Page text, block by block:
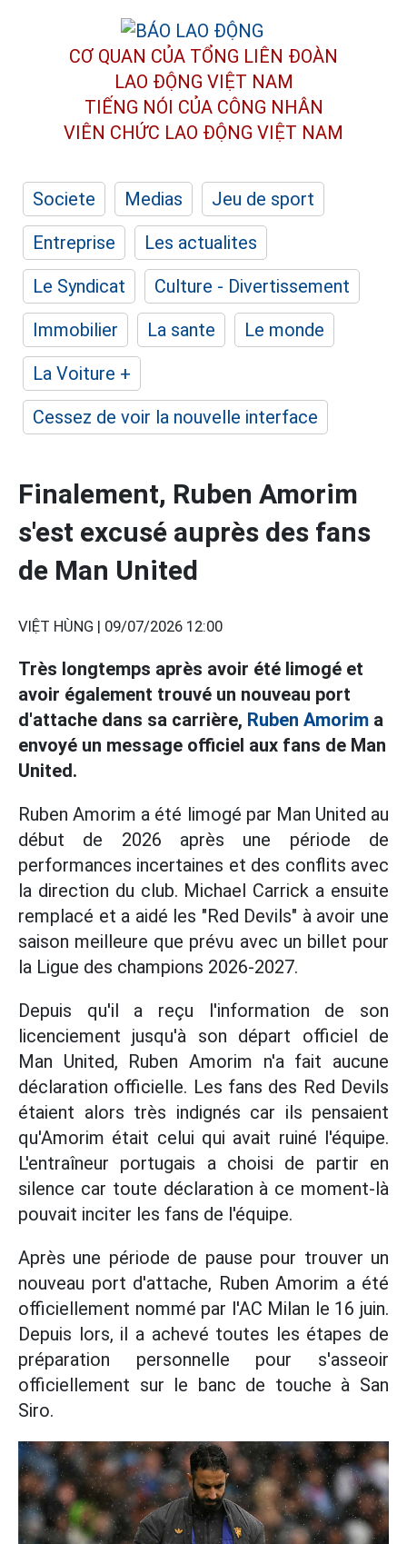
CƠ QUAN CỦA TỔNG LIÊN ĐOÀN
LAO ĐỘNG VIỆT NAM
TIẾNG NÓI CỦA CÔNG NHÂN
VIÊN CHỨC LAO ĐỘNG VIỆT NAM
Societe Medias
Jeu de sport
Entreprise
Les actualites
Le Syndicat
Culture - Divertissement
Immobilier
La sante
Le monde
La Voiture +
Cessez de voir la nouvelle interface
Finalement, Ruben Amorim
s'est excusé auprès des fans
de Man United
VIỆT HÙNG | 09/07/2026 12:00
Très longtemps après avoir été limogé et
avoir également trouvé un nouveau port
d'attache dans sa carrière, Ruben Amorim a
envoyé un message officiel aux fans de Man
United.
Ruben Amorim a été limogé par Man United au
début de 2026 après une période de
performances incertaines et des conflits avec
la direction du club. Michael Carrick a ensuite
remplacé et a aidé les "Red Devils" à avoir une
saison meilleure que prévu avec un billet pour
la Ligue des champions 2026-2027.
Depuis qu'il a reçu l'information de son
licenciement jusqu'à son départ officiel de
Man United, Ruben Amorim n'a fait aucune
déclaration officielle. Les fans des Red Devils
étaient alors très indignés car ils pensaient
qu'Amorim était celui qui avait ruiné l'équipe.
L'entraîneur portugais a choisi de partir en
silence car toute déclaration à ce moment-là
pouvait inciter les fans de l'équipe.
Après une période de pause pour trouver un
nouveau port d'attache, Ruben Amorim a été
officiellement nommé par l'AC Milan le 16 juin.
Depuis lors, il a achevé toutes les étapes de
préparation personnelle pour s'asseoir
officiellement sur le banc de touche à San
Siro.